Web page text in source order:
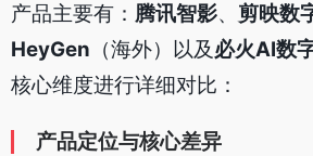
产品主要有： 腾讯智影、 剪映数
HeyGen （海外）以及必火AI数
核心维度进行详细对比：
产品定位与核心差异